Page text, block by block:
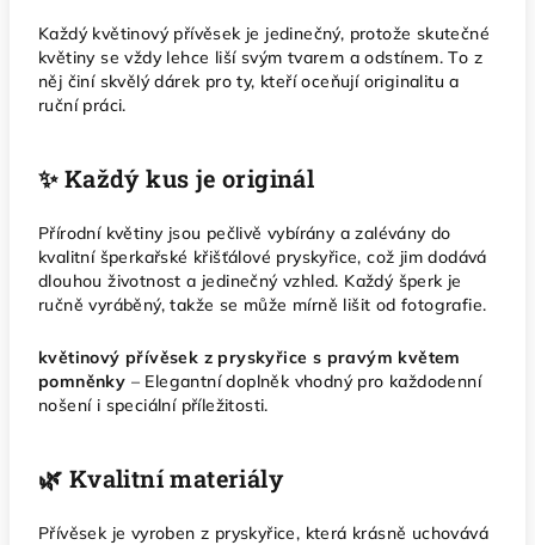
Každý květinový přívěsek je jedinečný, protože skutečné
květiny se vždy lehce liší svým tvarem a odstínem. To z
něj činí skvělý dárek pro ty, kteří oceňují originalitu a
ruční práci.
✨ Každý kus je originál
Přírodní květiny jsou pečlivě vybírány a zalévány do
kvalitní šperkařské křišťálové pryskyřice, což jim dodává
dlouhou životnost a jedinečný vzhled. Každý šperk je
ručně vyráběný, takže se může mírně lišit od fotografie.
květinový přívěsek z pryskyřice s pravým květem
pomněnky – Elegantní doplněk vhodný pro každodenní
nošení i speciální příležitosti.
🌿 Kvalitní materiály
Přívěsek je vyroben z pryskyřice, která krásně uchovává